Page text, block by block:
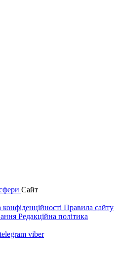
Сайт
Правила сайту
Редакційна політика
telegram viber